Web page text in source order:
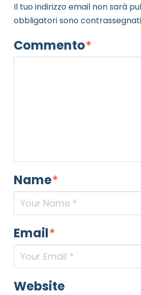
Il tuo indirizzo email non sarà
obbligatori sono contrassegnati
Commento*
Name*
Email*
Website